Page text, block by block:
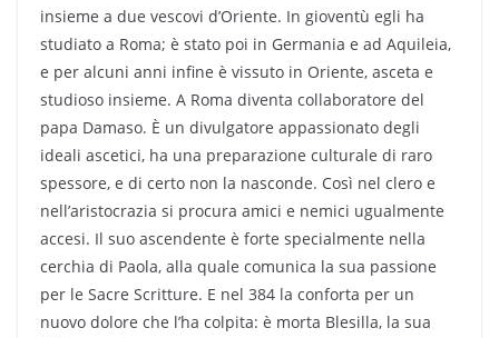
insieme a due vescovi d’Oriente. In gioventù egli ha
studiato a Roma; è stato poi in Germania e ad Aquileia,
e per alcuni anni infine è vissuto in Oriente, asceta e
studioso insieme. A Roma diventa collaboratore del
papa Damaso. È un divulgatore appassionato degli
ideali ascetici, ha una preparazione culturale di raro
spessore, e di certo non la nasconde. Così nel clero e
nell’aristocrazia si procura amici e nemici ugualmente
accesi. Il suo ascendente è forte specialmente nella
cerchia di Paola, alla quale comunica la sua passione
per le Sacre Scritture. E nel 384 la conforta per un
nuovo dolore che l’ha colpita: è morta Blesilla, la sua